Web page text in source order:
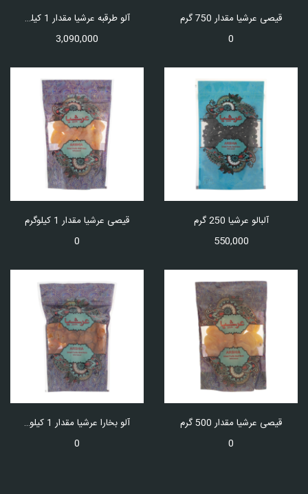
قیصی عرشیا مقدار 750 گرم
0
آلو طرقبه عرشیا مقدار 1 کیلوگرم
3,090,000
آلبالو عرشیا 250 گرم
550,000
قیصی عرشیا مقدار 1 کیلوگرم
0
قیصی عرشیا مقدار 500 گرم
0
آلو بخارا عرشیا مقدار 1 کیلوگرم
0